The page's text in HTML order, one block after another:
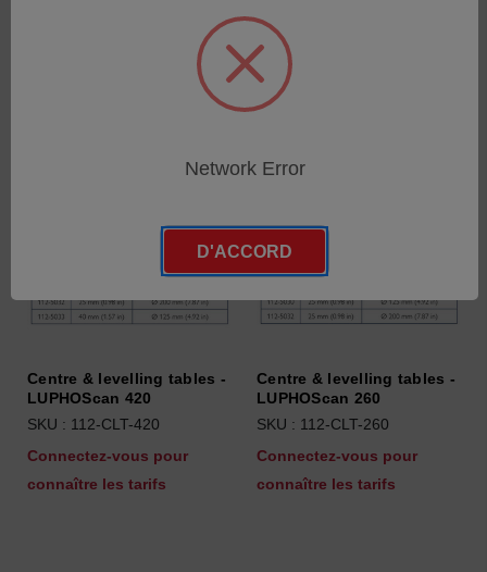
Centre & levelling tables -
LUPHOScan 420
SKU : 112-CLT-420
Connectez-vous pour
connaître les tarifs
Centre & levelling tables -
LUPHOScan 260
SKU : 112-CLT-260
Connectez-vous pour
connaître les tarifs
Network Error
D'ACCORD